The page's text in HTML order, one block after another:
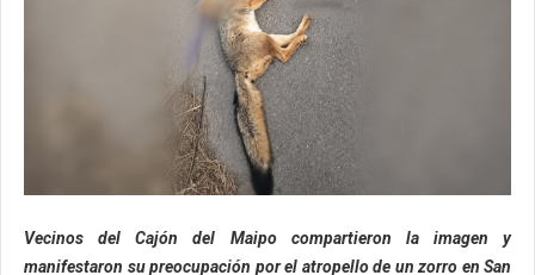
Vecinos del Cajón del Maipo compartieron la imagen y
manifestaron su preocupación por el atropello de un zorro en San